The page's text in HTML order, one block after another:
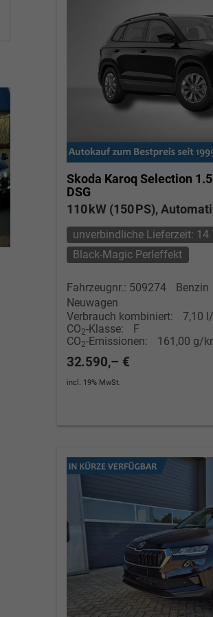
Skoda Karoq Selection
DSG
110 kW (150 PS),
unverbindliche Lieferzeit: 14
Black-Magic Perleffekt
Fahrzeugnr.: 509274
Benzin
Neuwagen
Verbrauch kombiniert:
7,10
CO2-Klasse:
F
CO2-Emissionen: 161,00 g/
32.590,– €
incl. 19% MwSt.